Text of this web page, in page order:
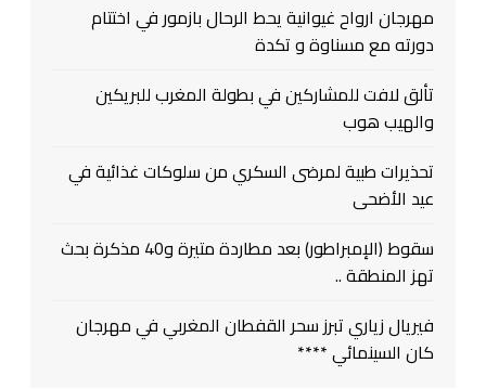
مهرجان ارواح غيوانية يحط الرحال بازمور في اختتام
دورته مع مسناوة و تكدة
تألق لافت للمشاركين في بطولة المغرب للبريكين
والهيب هوب
تحذيرات طبية لمرضى السكري من سلوكات غذائية في
عيد الأضحى
سقوط (الإمبراطور) بعد مطاردة متيرة و40 مذكرة بحث
تهز المنطقة ..
فيريال زياري تبرز سحر القفطان المغربي في مهرجان
كان السينمائي ****